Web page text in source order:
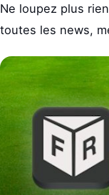
Ne loupez plus
toutes les news,